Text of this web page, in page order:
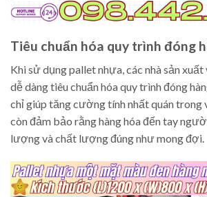
Tiêu chuẩn hóa quy trình đóng
Khi sử dụng pallet nhựa, các nhà sản
dễ dàng tiêu chuẩn hóa quy trình đóng
chỉ giúp tăng cường tính nhất quán trong
còn đảm bảo rằng hàng hóa đến tay
lượng và chất lượng đúng như mong đợi.